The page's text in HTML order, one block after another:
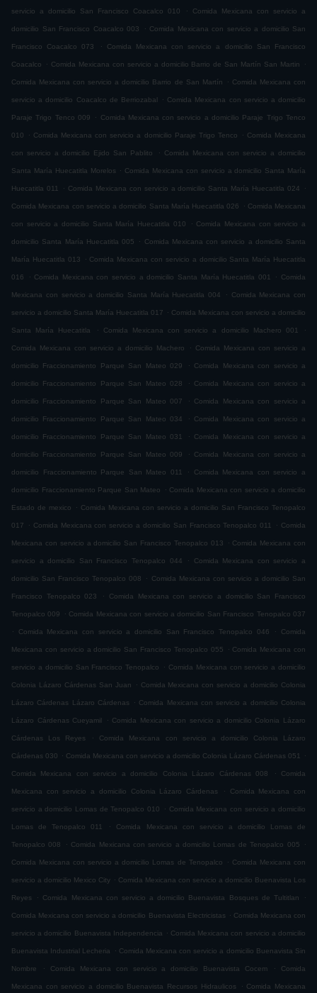
servicio a domicilio San Francisco Coacalco 010 . Comida Mexicana con servicio a
domicilio San Francisco Coacalco 003 . Comida Mexicana con servicio a domicilio San
Francisco Coacalco 073 . Comida Mexicana con servicio a domicilio San Francisco
Coacalco . Comida Mexicana con servicio a domicilio Barrio de San Martín San Martin .
Comida Mexicana con servicio a domicilio Barrio de San Martín . Comida Mexicana con
servicio a domicilio Coacalco de Berriozabal . Comida Mexicana con servicio a domicilio
Paraje Trigo Tenco 009 . Comida Mexicana con servicio a domicilio Paraje Trigo Tenco
010 . Comida Mexicana con servicio a domicilio Paraje Trigo Tenco . Comida Mexicana
con servicio a domicilio Ejido San Pablito . Comida Mexicana con servicio a domicilio
Santa María Huecatitla Morelos . Comida Mexicana con servicio a domicilio Santa María
Huecatitla 011 . Comida Mexicana con servicio a domicilio Santa María Huecatitla 024 .
Comida Mexicana con servicio a domicilio Santa María Huecatitla 026 . Comida Mexicana
con servicio a domicilio Santa María Huecatitla 010 . Comida Mexicana con servicio a
domicilio Santa María Huecatitla 005 . Comida Mexicana con servicio a domicilio Santa
María Huecatitla 013 . Comida Mexicana con servicio a domicilio Santa María Huecatitla
016 . Comida Mexicana con servicio a domicilio Santa María Huecatitla 001 . Comida
Mexicana con servicio a domicilio Santa María Huecatitla 004 . Comida Mexicana con
servicio a domicilio Santa María Huecatitla 017 . Comida Mexicana con servicio a domicilio
Santa María Huecatitla . Comida Mexicana con servicio a domicilio Machero 001 .
Comida Mexicana con servicio a domicilio Machero . Comida Mexicana con servicio a
domicilio Fraccionamiento Parque San Mateo 029 . Comida Mexicana con servicio a
domicilio Fraccionamiento Parque San Mateo 028 . Comida Mexicana con servicio a
domicilio Fraccionamiento Parque San Mateo 007 . Comida Mexicana con servicio a
domicilio Fraccionamiento Parque San Mateo 034 . Comida Mexicana con servicio a
domicilio Fraccionamiento Parque San Mateo 031 . Comida Mexicana con servicio a
domicilio Fraccionamiento Parque San Mateo 009 . Comida Mexicana con servicio a
domicilio Fraccionamiento Parque San Mateo 011 . Comida Mexicana con servicio a
domicilio Fraccionamiento Parque San Mateo . Comida Mexicana con servicio a domicilio
Estado de mexico . Comida Mexicana con servicio a domicilio San Francisco Tenopalco
017 . Comida Mexicana con servicio a domicilio San Francisco Tenopalco 011 . Comida
Mexicana con servicio a domicilio San Francisco Tenopalco 013 . Comida Mexicana con
servicio a domicilio San Francisco Tenopalco 044 . Comida Mexicana con servicio a
domicilio San Francisco Tenopalco 008 . Comida Mexicana con servicio a domicilio San
Francisco Tenopalco 023 . Comida Mexicana con servicio a domicilio San Francisco
Tenopalco 009 . Comida Mexicana con servicio a domicilio San Francisco Tenopalco 037
.
Comida Mexicana con servicio a domicilio San Francisco Tenopalco 046 . Comida
Mexicana con servicio a domicilio San Francisco Tenopalco 055 . Comida Mexicana con
servicio a domicilio San Francisco Tenopalco . Comida Mexicana con servicio a domicilio
Colonia Lázaro Cárdenas San Juan . Comida Mexicana con servicio a domicilio Colonia
Lázaro Cárdenas Lázaro Cárdenas . Comida Mexicana con servicio a domicilio Colonia
Lázaro Cárdenas Cueyamil . Comida Mexicana con servicio a domicilio Colonia Lázaro
Cárdenas Los Reyes . Comida Mexicana con servicio a domicilio Colonia Lázaro
Cárdenas 030 . Comida Mexicana con servicio a domicilio Colonia Lázaro Cárdenas 051 .
Comida Mexicana con servicio a domicilio Colonia Lázaro Cárdenas 008 . Comida
Mexicana con servicio a domicilio Colonia Lázaro Cárdenas . Comida Mexicana con
servicio a domicilio Lomas de Tenopalco 010 . Comida Mexicana con servicio a domicilio
Lomas de Tenopalco 011 . Comida Mexicana con servicio a domicilio Lomas de
Tenopalco 008 . Comida Mexicana con servicio a domicilio Lomas de Tenopalco 005 .
Comida Mexicana con servicio a domicilio Lomas de Tenopalco . Comida Mexicana con
servicio a domicilio Mexico City . Comida Mexicana con servicio a domicilio Buenavista Los
Reyes . Comida Mexicana con servicio a domicilio Buenavista Bosques de Tultitlan .
Comida Mexicana con servicio a domicilio Buenavista Electricistas . Comida Mexicana con
servicio a domicilio Buenavista Independencia . Comida Mexicana con servicio a domicilio
Buenavista Industrial Lecheria . Comida Mexicana con servicio a domicilio Buenavista Sin
Nombre . Comida Mexicana con servicio a domicilio Buenavista Cocem . Comida
Mexicana con servicio a domicilio Buenavista Recursos Hidraulicos . Comida Mexicana